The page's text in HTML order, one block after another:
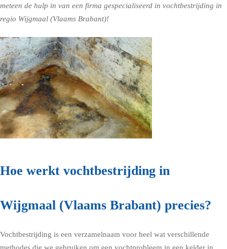
meteen de hulp in van een firma gespecialiseerd in vochtbestrijding in
regio Wijgmaal (Vlaams Brabant)!
Hoe werkt vochtbestrijding in
Wijgmaal (Vlaams Brabant) precies?
Vochtbestrijding is een verzamelnaam voor heel wat verschillende